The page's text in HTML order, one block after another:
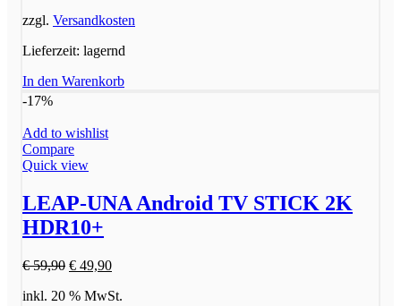
zzgl. Versandkosten
Lieferzeit: lagernd
In den Warenkorb
-17%
Add to wishlist
Compare
Quick view
LEAP-UNA Android TV STICK 2K
HDR10+
€59,90 Ursprünglicher
war:
€ 49,90Aktueller
ist:
inkl. 20 % MwSt.